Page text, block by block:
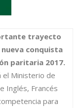
trayecto
conquista
paritaria 2017.
el Ministerio de
Inglés, Francés
para